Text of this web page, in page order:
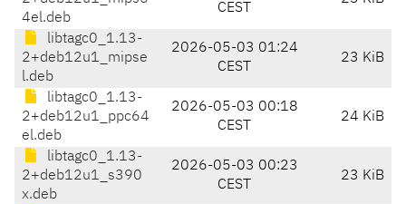
4el.deb
CEST
libtagc0_1.13-
2+deb12u1_mipse
l.deb
2026-05-03 01:24
CEST
23 KiB
libtagc0_1.13-
2+deb12u1_ppc64
el.deb
2026-05-03 00:18
CEST
24 KiB
libtagc0_1.13-
2+deb12u1_s390
x.deb
2026-05-03 00:23
CEST
23 KiB